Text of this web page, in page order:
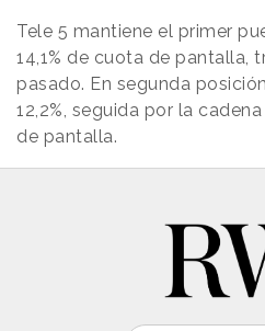
Tele 5 mantiene el primer
14,1% de cuota de pantalla,
pasado. En segunda
12,2%, seguida por la
de pantalla.